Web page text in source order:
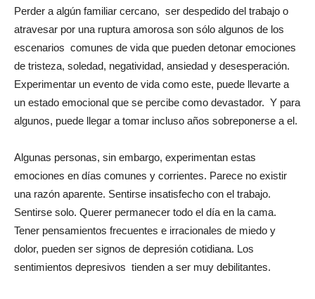
Perder a algún familiar cercano, ser despedido del trabajo o
atravesar por una ruptura amorosa son sólo algunos de los
escenarios comunes de vida que pueden detonar emociones
de tristeza, soledad, negatividad, ansiedad y desesperación.
Experimentar un evento de vida como este, puede llevarte a
un estado emocional que se percibe como devastador. Y para
algunos, puede llegar a tomar incluso años sobreponerse a el.
Algunas personas, sin embargo, experimentan estas
emociones en días comunes y corrientes. Parece no existir
una razón aparente. Sentirse insatisfecho con el trabajo.
Sentirse solo. Querer permanecer todo el día en la cama.
Tener pensamientos frecuentes e irracionales de miedo y
dolor, pueden ser signos de depresión cotidiana. Los
sentimientos depresivos tienden a ser muy debilitantes.